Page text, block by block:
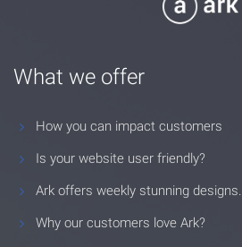
What we offer
How you can impact customers
Is your website user friendly?
Ark offers weekly stunning designs.
Why our customers love Ark?